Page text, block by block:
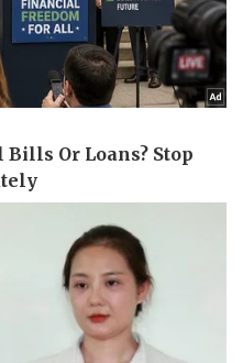
Tỷ giá
Chứng khoán
Giá cà phê